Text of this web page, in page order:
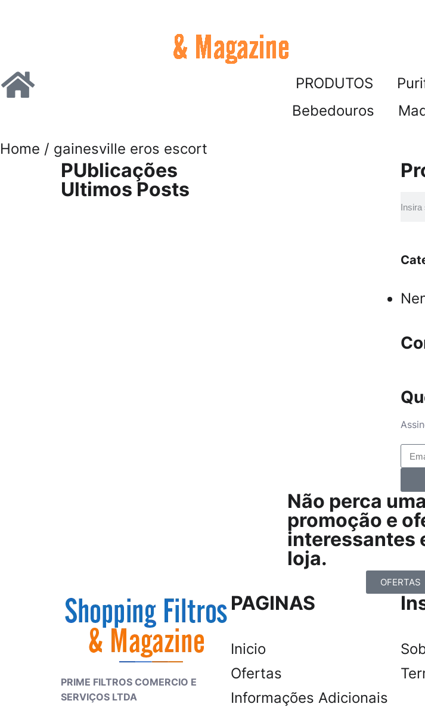
PRODUTOS
Bebedouros
Home / gainesville eros escort
PUblicações
Ultimos Posts
Não perca uma
promoção e
interessantes
loja.
OFERTAS
PRIME FILTROS COMERCIO E
SERVIÇOS LTDA
PAGINAS
Inicio
Ofertas
Informações Adicionais